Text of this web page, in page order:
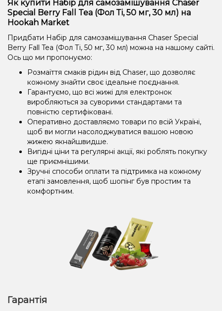
Як купити Набір для самозамішування Chaser
Special Berry Fall Tea (Фол Ті, 50 мг, 30 мл) на
Hookah Market
Придбати Набір для самозамішування Chaser Special
Berry Fall Tea (Фол Ті, 50 мг, 30 мл) можна на нашому сайті.
Ось що ми пропонуємо:
Розмаїття смаків рідин від Chaser, що дозволяє
кожному знайти своє ідеальне поєднання.
Гарантуємо, що всі жижі для електронок
виробляються за суворими стандартами та
повністю сертифіковані.
Оперативно доставляємо товари по всій Україні,
щоб ви могли насолоджуватися вашою новою
жижею якнайшвидше.
Вигідні ціни та регулярні акції, які роблять покупку
ще приємнішими.
Зручні способи оплати та підтримка на кожному
етапі замовлення, щоб шопінг був простим та
комфортним.
Гарантія